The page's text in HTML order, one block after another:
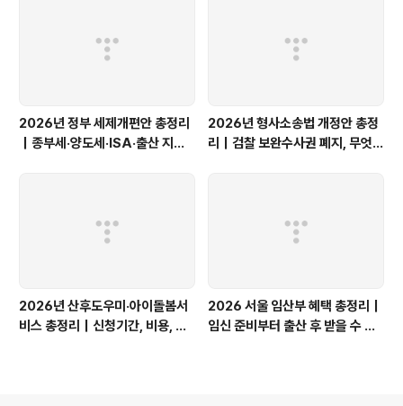
2026년 정부 세제개편안 총정리
｜종부세·양도세·ISA·출산 지원,
2026년 형사소송법 개정안 총정
리｜검찰 보완수사권 폐지, 무엇이
2026년 산후도우미·아이돌봄서
비스 총정리｜신청기간, 비용, 소
2026 서울 임산부 혜택 총정리｜
임신 준비부터 출산 후 받을 수 있